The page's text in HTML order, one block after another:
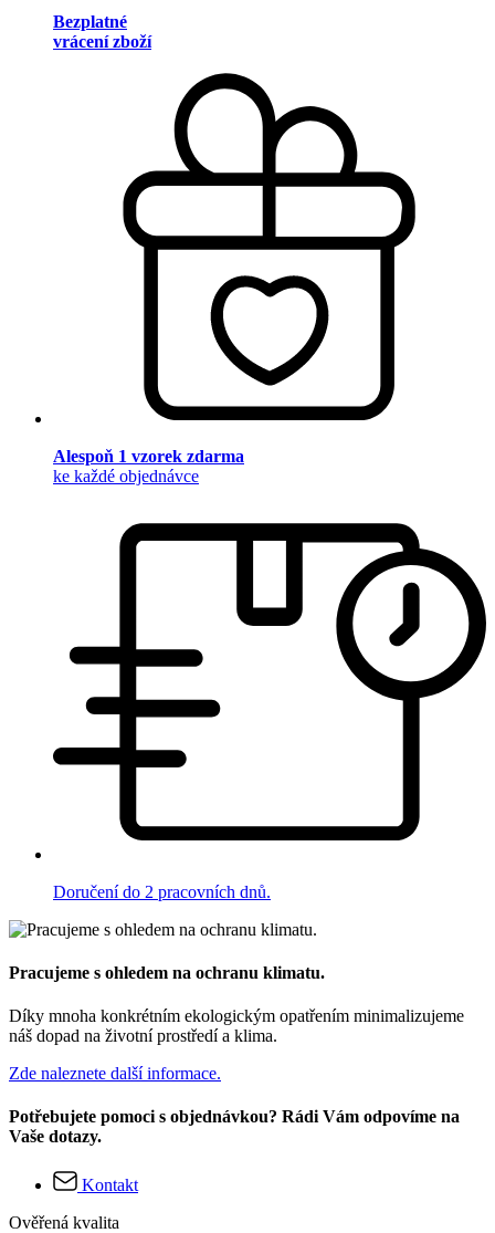
Bezplatné
vrácení zboží
Alespoň 1 vzorek zdarma
ke každé objednávce
Doručení do 2 pracovních dnů.
Pracujeme s ohledem na ochranu klimatu.
Díky mnoha konkrétním ekologickým opatřením minimalizujeme
náš dopad na životní prostředí a klima.
Zde naleznete další informace.
Potřebujete pomoci s objednávkou? Rádi Vám odpovíme na
Vaše dotazy.
Kontakt
Ověřená kvalita